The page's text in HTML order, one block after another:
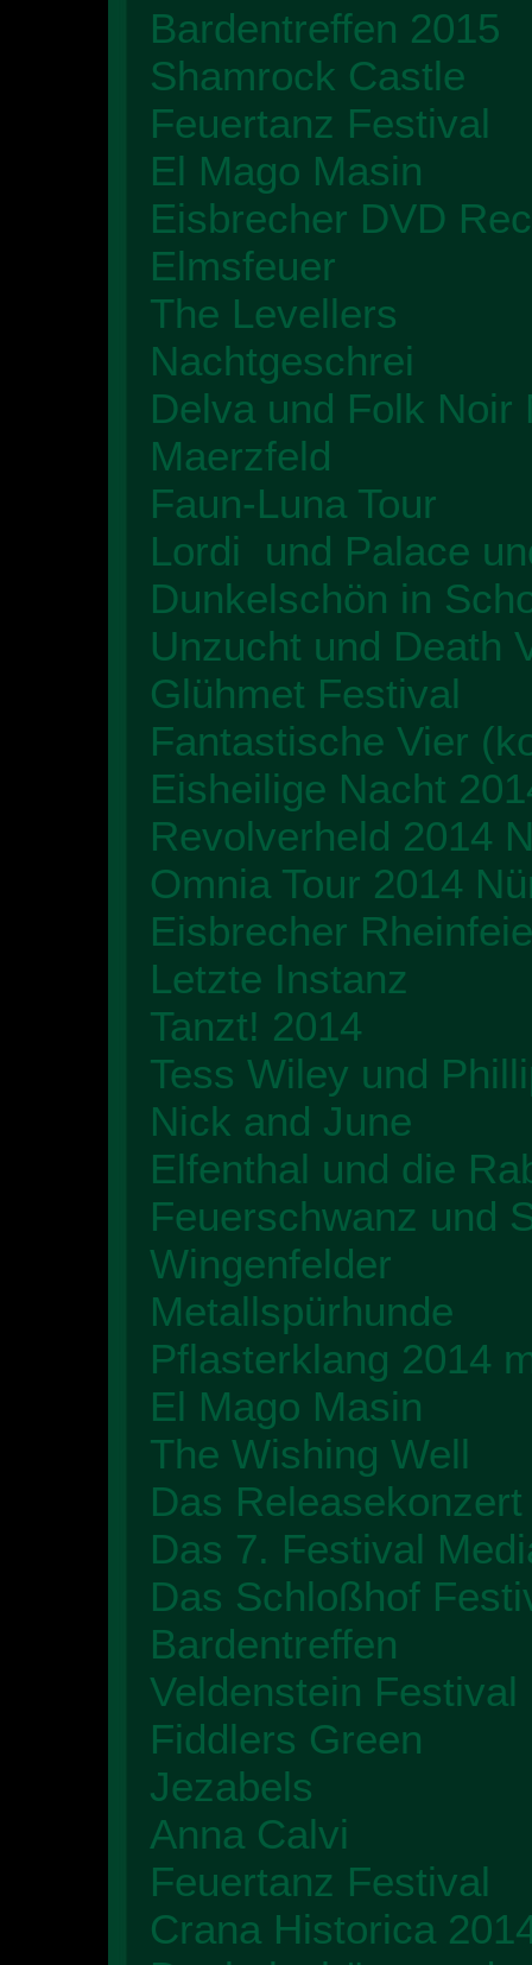
Bardentreffen 2015
Shamrock Castle
Feuertanz Festival
El Mago Masin
Eisbrecher DVD
Elmsfeuer
The Levellers
Nachtgeschrei
Delva und Folk Noir
Maerzfeld
Faun-Luna Tour
Lordi und Palace
Dunkelschön in
Unzucht und Death
Glühmet Festival
Fantastische Vier
Eisheilige Nacht
Revolverheld 2014
Omnia Tour 2014
Eisbrecher
Letzte Instanz
Tanzt! 2014
Tess Wiley und
Nick and June
Elfenthal und die
Feuerschwanz und
Wingenfelder
Metallspürhunde
Pflasterklang 2014
El Mago Masin
The Wishing Well
Das
Das 7. Festival
Das Schloßhof
Bardentreffen
Veldenstein Festival
Fiddlers Green
Jezabels
Anna Calvi
Feuertanz Festival
Crana Historica